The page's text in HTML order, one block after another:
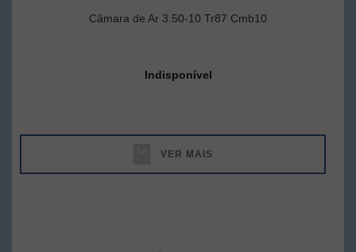
Câmara de Ar 3.50-10 Tr87 Cmb10
Indisponível
VER MAIS